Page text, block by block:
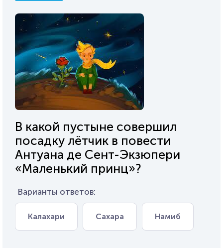
В какой пустыне совершил
посадку лётчик в повести
Антуана де Сент-Экзюпери
«Маленький принц»?
Варианты ответов:
Калахари Сахара Намиб